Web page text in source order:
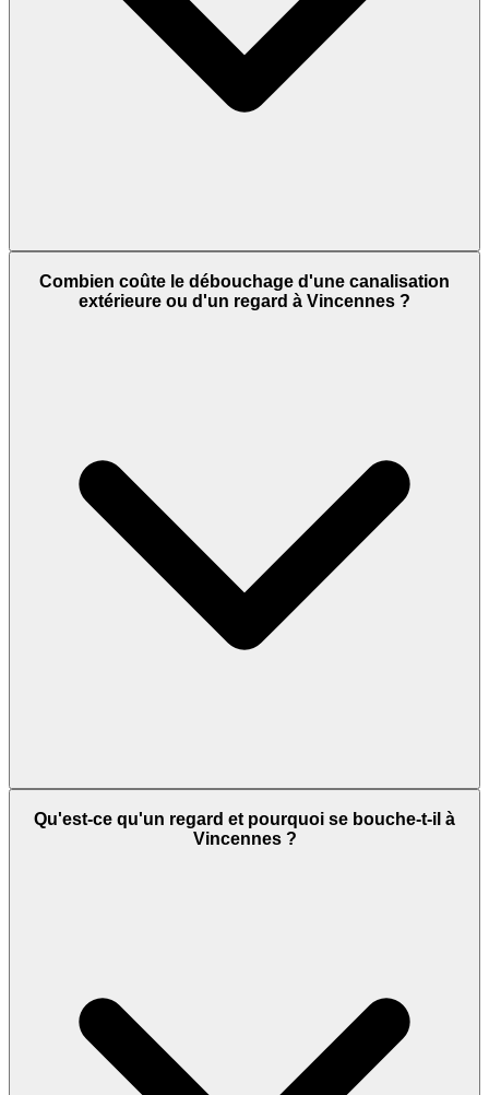
Combien coûte le débouchage d'une canalisation
extérieure ou d'un regard à Vincennes ?
Qu'est-ce qu'un regard et pourquoi se bouche-t-il à
Vincennes ?